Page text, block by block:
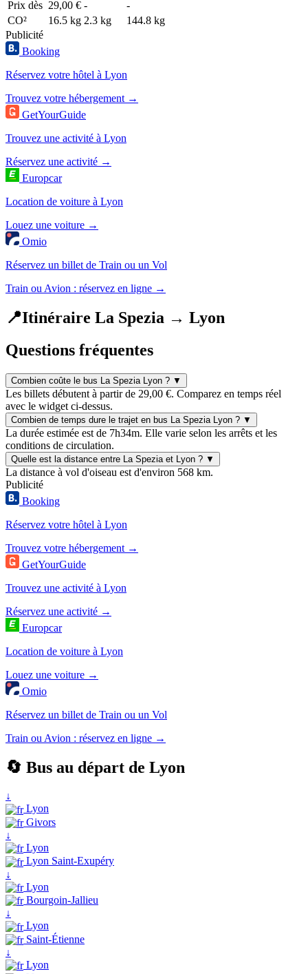
Prix dès 29,00 € -
-
CO²
16.5 kg 2.3 kg
144.8 kg
Publicité
Booking
Réservez votre hôtel à Lyon
Trouvez votre hébergement →
GetYourGuide
Trouvez une activité à Lyon
Réservez une activité →
Europcar
Location de voiture à Lyon
Louez une voiture →
Omio
Réservez un billet de Train ou un Vol
Train ou Avion : réservez en ligne →
📍Itinéraire La Spezia → Lyon
Questions fréquentes
Combien coûte le bus La Spezia Lyon ? ▼
Les billets débutent à partir de 29,00 €. Comparez en temps réel
avec le widget ci-dessus.
Combien de temps dure le trajet en bus La Spezia Lyon ? ▼
La durée estimée est de 7h34m. Elle varie selon les arrêts et les
conditions de circulation.
Quelle est la distance entre La Spezia et Lyon ? ▼
La distance à vol d'oiseau est d'environ 568 km.
Publicité
Booking
Réservez votre hôtel à Lyon
Trouvez votre hébergement →
GetYourGuide
Trouvez une activité à Lyon
Réservez une activité →
Europcar
Location de voiture à Lyon
Louez une voiture →
Omio
Réservez un billet de Train ou un Vol
Train ou Avion : réservez en ligne →
🔄 Bus au départ de Lyon
↓
Lyon
Givors
↓
Lyon
Lyon Saint-Exupéry
↓
Lyon
Bourgoin-Jallieu
↓
Lyon
Saint-Étienne
↓
Lyon